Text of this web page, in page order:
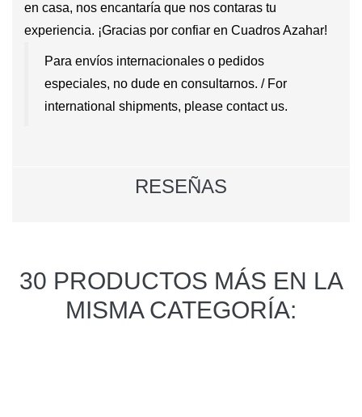
en casa, nos encantaría que nos contaras tu
experiencia. ¡Gracias por confiar en Cuadros Azahar!
Para envíos internacionales o pedidos
especiales, no dude en consultarnos. / For
international shipments, please contact us.
RESEÑAS
30 PRODUCTOS MÁS EN LA
MISMA CATEGORÍA: